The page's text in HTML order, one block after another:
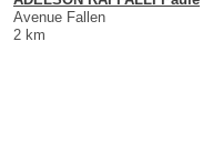
Avenue Fallen
2 km